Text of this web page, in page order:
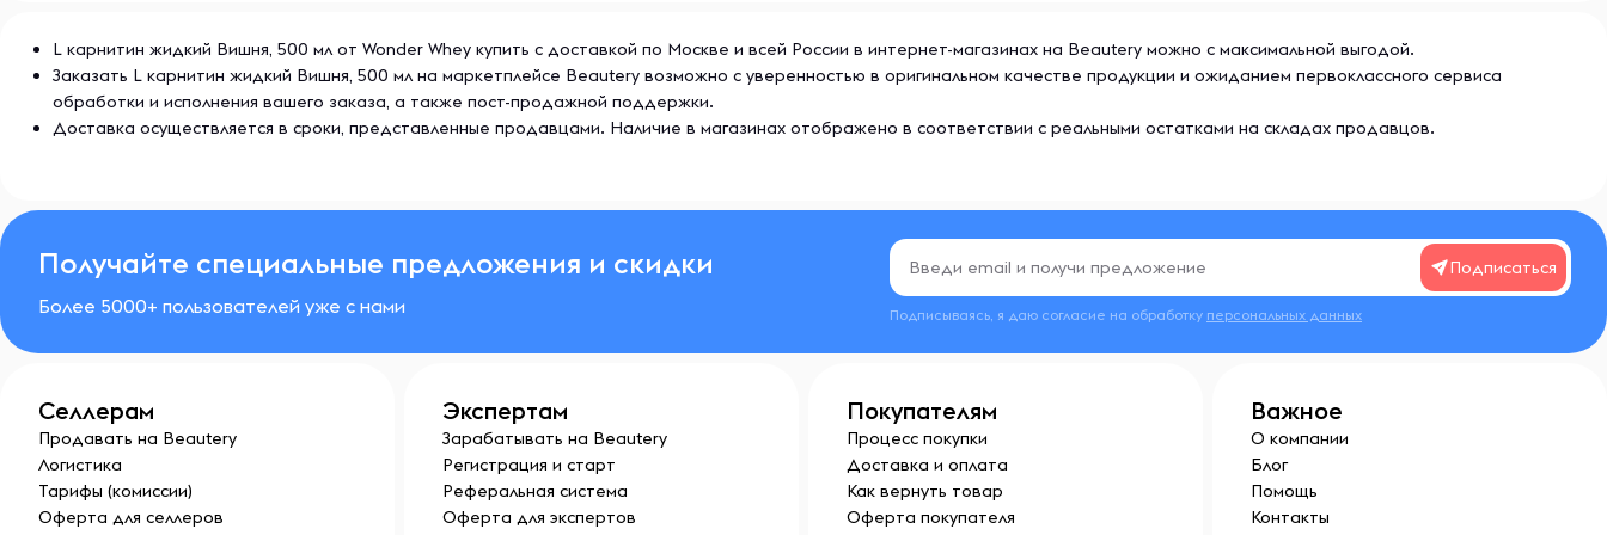
Про бренд:
Wonder Whey —больше, чем спортивное питание. Это философия эффективности
работают. Все продукты проходят сертификацию и соответствуют
протеиновых порошков до функциональных добавок — создан, чтобы
поддержать вас на пути к сильному и выносливому. Главные ценности бренда —
честный состав, чистый вкус и понятный результат. Wonder Whey не обещает
чудес, но помогает шаг за шагом делать невозможное возможным.
L карнитин жидкий Вишня, 500 мл от Wonder Whey купить с доставкой по Москве и всей России в интернет-магазинах на Beautery можно с максимальной выгодой.
Заказать L карнитин жидкий Вишня, 500 мл на маркетплейсе Beautery возможно с уверенностью в оригинальном качестве продукции и ожиданием первоклассного сервиса
обработки и исполнения вашего заказа, а также пост-продажной поддержки.
Доставка осуществляется в сроки, представленные продавцами. Наличие в магазинах отображено в соответствии с реальными остатками на складах продавцов.
Получайте специальные предложения и скидки
Более 5000+ пользователей уже с нами
Подписаться
Подписываясь, я даю согласие на обработку персональных данных
Селлерам
Продавать на Beautery
Логистика
Тарифы (комиссии)
Оферта для селлеров
Экспертам
Зарабатывать на Beautery
Регистрация и старт
Реферальная система
Оферта для экспертов
Покупателям
Процесс покупки
Доставка и оплата
Как вернуть товар
Оферта покупателя
Важное
О компании
Блог
Помощь
Контакты